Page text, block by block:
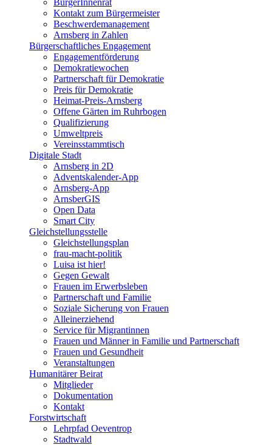
BürgerInnenrat
Kontakt zum Bürgermeister
Beschwerdemanagement
Arnsberg in Zahlen
Bürgerschaftliches Engagement
Engagementförderung
Demokratiewochen
Partnerschaft für Demokratie
Preis für Demokratie
Heimat-Preis-Arnsberg
Offene Gärten im Ruhrbogen
Qualifizierung
Umweltpreis
Vereinsstammtisch
Digitale Stadt
Arnsberg in 2D
Adventskalender-App
Arnsberg-App
ArnsberGIS
Open Data
Smart City
Gleichstellungsstelle
Gleichstellungsplan
frau-macht-politik
Luisa ist hier!
Gegen Gewalt
Frauen im Erwerbsleben
Partnerschaft und Familie
Soziale Sicherung von Frauen
Alleinerziehend
Service für Migrantinnen
Frauen und Männer in Familie und Partnerschaft
Frauen und Gesundheit
Veranstaltungen
Humanitärer Beirat
Mitglieder
Dokumentation
Kontakt
Forstwirtschaft
Lehrpfad Oeventrop
Stadtwald